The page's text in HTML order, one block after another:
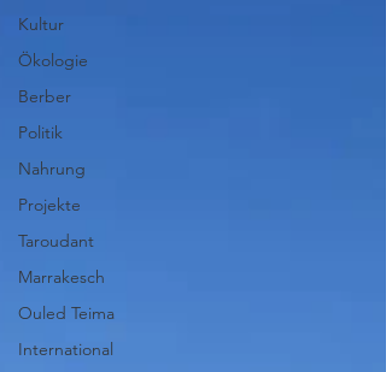
Kultur
Ökologie
Berber
Politik
Nahrung
Projekte
Taroudant
Marrakesch
Ouled Teima
International